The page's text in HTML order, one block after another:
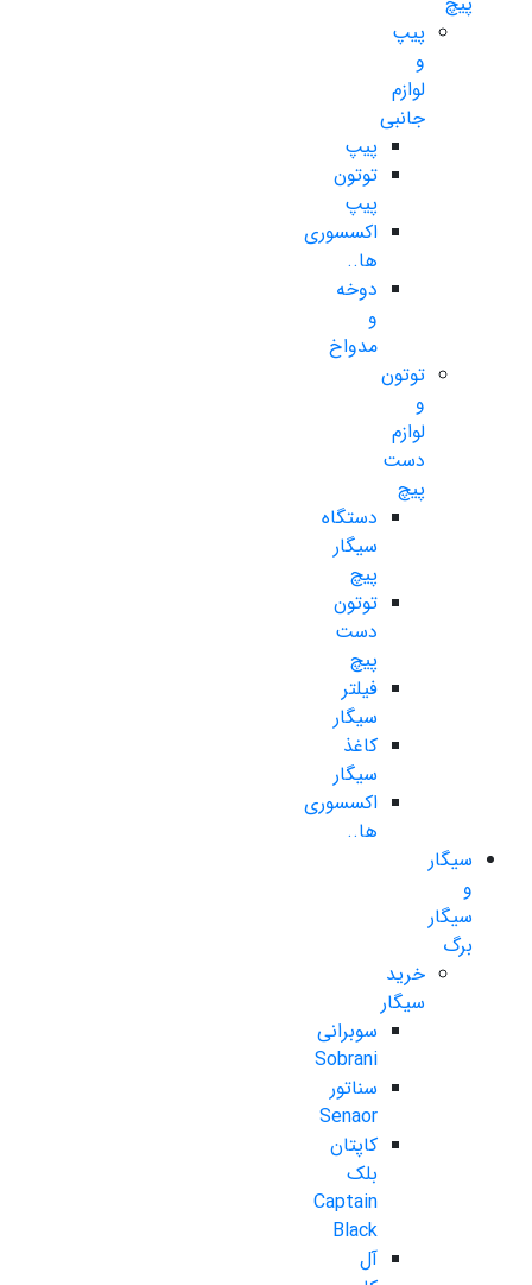
پیپ
و
لوازم
جانبی
پیپ
توتون
پیپ
اکسسوری
ها..
دوخه
و
مدواخ
توتون
و
لوازم
دست
پیچ
دستگاه
سیگار
پیچ
توتون
دست
پیچ
فیلتر
سیگار
کاغذ
سیگار
اکسسوری
ها..
سیگار
و
سیگار
برگ
خرید
سیگار
سوبرانی
Sobrani
سناتور
Senaor
کاپتان
بلک
Captain
Black
آل